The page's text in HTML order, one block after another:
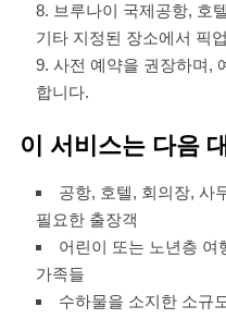
브루나이 국제공항, 호
기타 지정된 장소에서 픽
사전 예약을 권장하며,
합니다.
이 서비스는 다음
공항, 호텔, 회의장, 사
필요한 출장객
어린이 또는 노년층 여
가족들
수하물을 소지한 소규